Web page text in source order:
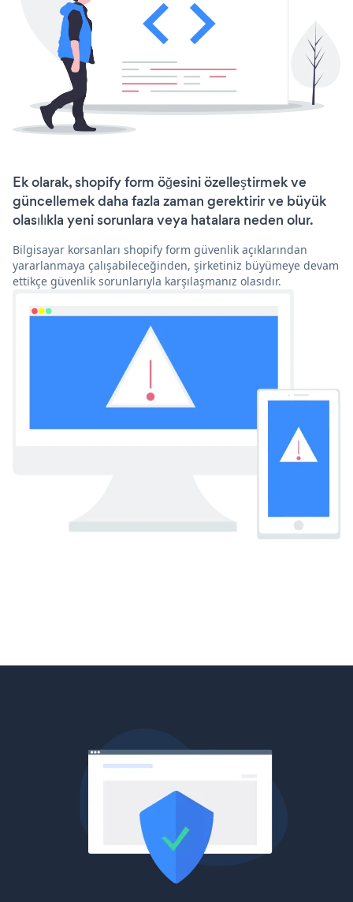
Ek olarak, shopify form öğesini özelleştirmek ve
güncellemek daha fazla zaman gerektirir ve büyük
olasılıkla yeni sorunlara veya hatalara neden olur.
Bilgisayar korsanları shopify form güvenlik açıklarından
yararlanmaya çalışabileceğinden, şirketiniz büyümeye devam
ettikçe güvenlik sorunlarıyla karşılaşmanız olasıdır.